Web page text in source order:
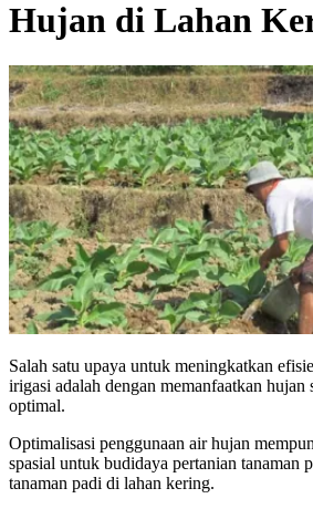
Hujan di Lahan
Salah satu upaya untuk meningkatkan
irigasi adalah dengan memanfaatkan hujan
optimal.
Optimalisasi penggunaan air hujan
spasial untuk budidaya pertanian tanaman
tanaman padi di lahan kering.